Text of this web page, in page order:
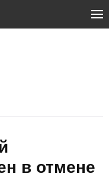
в отмене